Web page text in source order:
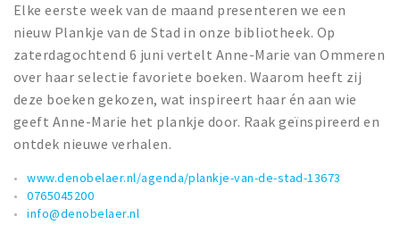
Uitjes & activiteiten
Toeristische routes
Natuurgebieden
Baroniepoorten
Sport
Privacy
Inloggen
Elke eerste week van de maand presenteren we een
nieuw Plankje van de Stad in onze bibliotheek. Op
zaterdagochtend 6 juni vertelt Anne-Marie van Ommeren
over haar selectie favoriete boeken. Waarom heeft zij
deze boeken gekozen, wat inspireert haar én aan wie
geeft Anne-Marie het plankje door. Raak geïnspireerd en
ontdek nieuwe verhalen.
www.denobelaer.nl/agenda/plankje-van-de-stad-13673
0765045200
info@denobelaer.nl